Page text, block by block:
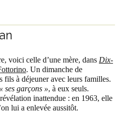
voici celle d’une mère, dans Dix-
. Un dimanche de
fils à déjeuner avec leurs familles.
« ses garçons », à eux seuls.
inattendue : en 1963, elle
lui a enlevée aussitôt.